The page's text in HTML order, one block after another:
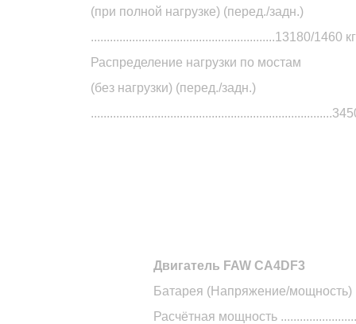
(при полной нагрузке) (перед./задн.)
..........................................................13180/1460 кг
Распределение нагрузки по мостам
(без нагрузки) (перед./задн.)
Двигатель FAW CA4DF3
Батарея (Напряжение/мощность)
Расчётная мощность